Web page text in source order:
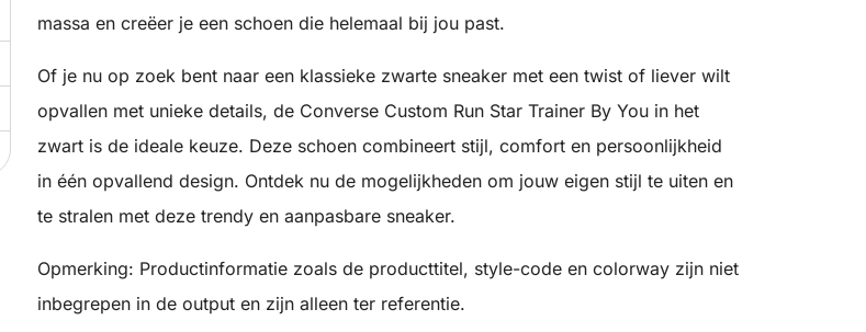
massa en creëer je een schoen die helemaal bij jou past.
Of je nu op zoek bent naar een klassieke zwarte sneaker met een twist of liever wilt
opvallen met unieke details, de Converse Custom Run Star Trainer By You in het
zwart is de ideale keuze. Deze schoen combineert stijl, comfort en persoonlijkheid
in één opvallend design. Ontdek nu de mogelijkheden om jouw eigen stijl te uiten en
te stralen met deze trendy en aanpasbare sneaker.
Opmerking: Productinformatie zoals de producttitel, style-code en colorway zijn niet
inbegrepen in de output en zijn alleen ter referentie.